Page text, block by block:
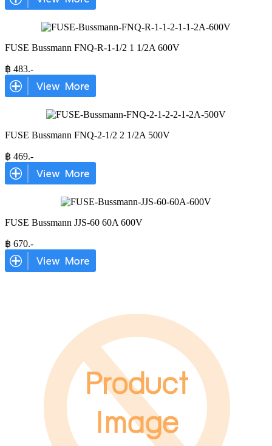
FUSE Bussmann FNQ-R-1-1/2 1 1/2A 600V
฿ 483.-
FUSE Bussmann FNQ-2-1/2 2 1/2A 500V
฿ 469.-
FUSE Bussmann JJS-60 60A 600V
฿ 670.-